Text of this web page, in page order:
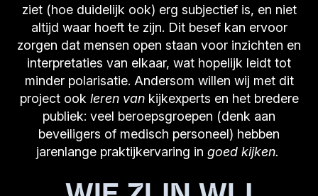
ziet (hoe duidelijk ook) erg subjectief is, en niet
altijd waar hoeft te zijn. Dit besef kan ervoor
zorgen dat mensen open staan voor inzichten en
interpretaties van elkaar, wat hopelijk leidt tot
minder polarisatie. Andersom willen wij met dit
project ook leren van kijkexperts en het bredere
publiek: veel beroepsgroepen (denk aan
beveiligers of medisch personeel) hebben
jarenlange praktijkervaring in goed kijken.